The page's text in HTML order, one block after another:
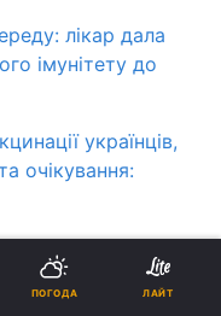
лікар дала
імунітету до
українців,
очікування:
19 не можна
препарату
ПОГОДА ЛАЙТ